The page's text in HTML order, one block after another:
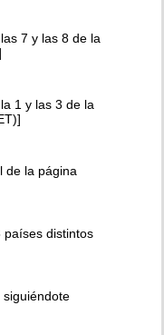
7 y las 8 de la
1 y las 3 de la
de la página
países distintos
siguiéndote